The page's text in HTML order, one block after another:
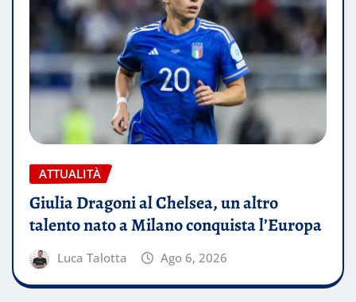
ATTUALITÀ
Giulia Dragoni al Chelsea, un altro
talento nato a Milano conquista l’Europa
Luca Talotta Ago 6, 2026